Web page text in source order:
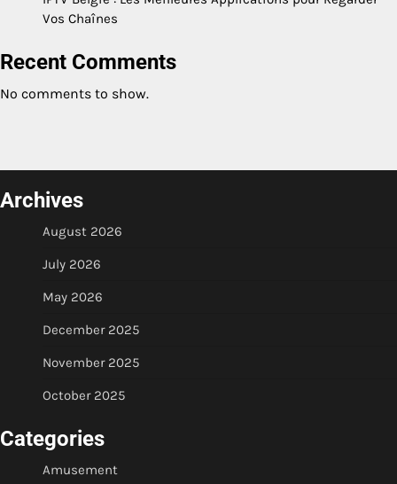
Vos Chaînes
Recent Comments
No comments to show.
Archives
August 2026
July 2026
May 2026
December 2025
November 2025
October 2025
Categories
Amusement